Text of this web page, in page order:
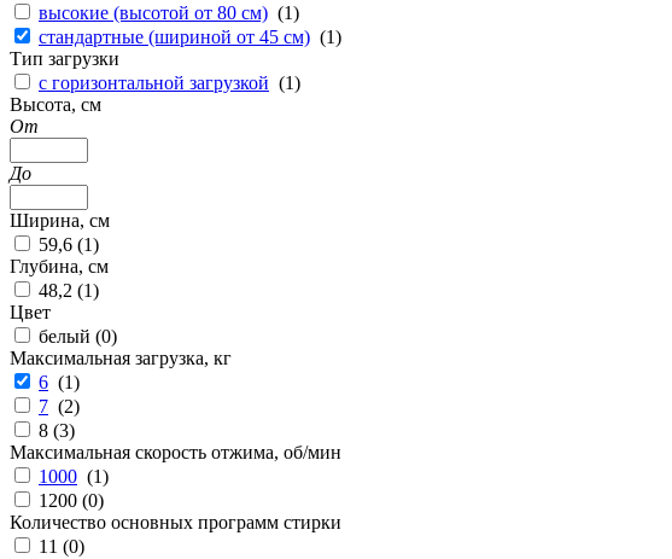
высокие (высотой от 80 см) (1)
стандартные (шириной от 45 см) (1)
Тип загрузки
с горизонтальной загрузкой (1)
Высота, см
От
До
Ширина, см
59,6 (1)
Глубина, см
48,2 (1)
Цвет
белый (0)
Максимальная загрузка, кг
6 (1)
7 (2)
8 (3)
Максимальная скорость отжима, об/мин
1000 (1)
1200 (0)
Количество основных программ стирки
11 (0)